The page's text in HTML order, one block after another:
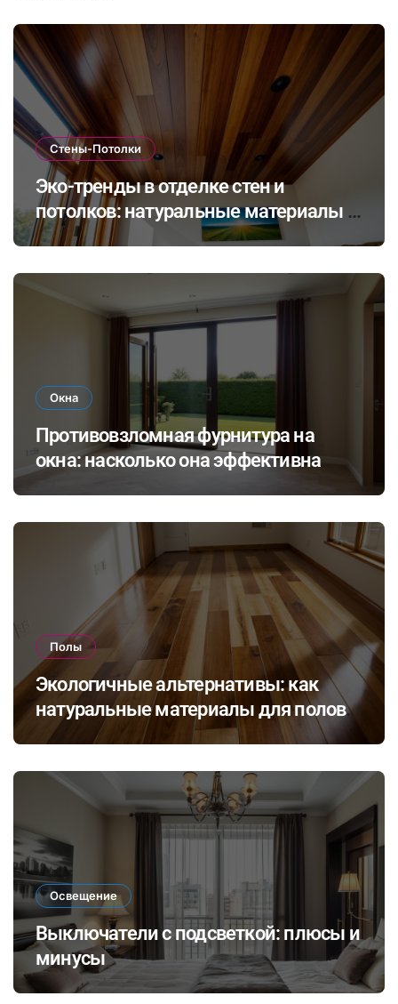
Стены-Потолки
Эко-тренды в отделке стен и
потолков: натуральные материалы и
экологичные покрытия для
Окна
Противовзломная фурнитура на
окна: насколько она эффективна
Полы
Экологичные альтернативы: как
натуральные материалы для полов
влияют на здоровье и комфорт в
Освещение
Выключатели с подсветкой: плюсы и
минусы